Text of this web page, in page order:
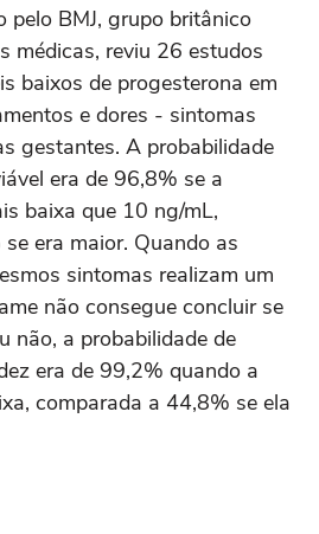
pelo BMJ, grupo britânico
médicas, reviu 26 estudos
baixos de progesterona em
e dores - sintomas
gestantes. A probabilidade
era de 96,8% se a
baixa que 10 ng/mL,
era maior. Quando as
sintomas realizam um
não consegue concluir se
não, a probabilidade de
era de 99,2% quando a
comparada a 44,8% se ela